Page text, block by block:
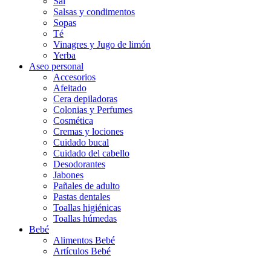
Salsas y condimentos
Sopas
Té
Vinagres y Jugo de limón
Yerba
Aseo personal
Accesorios
Afeitado
Cera depiladoras
Colonias y Perfumes
Cosmética
Cremas y lociones
Cuidado bucal
Cuidado del cabello
Desodorantes
Jabones
Pañales de adulto
Pastas dentales
Toallas higiénicas
Toallas húmedas
Bebé
Alimentos Bebé
Artículos Bebé